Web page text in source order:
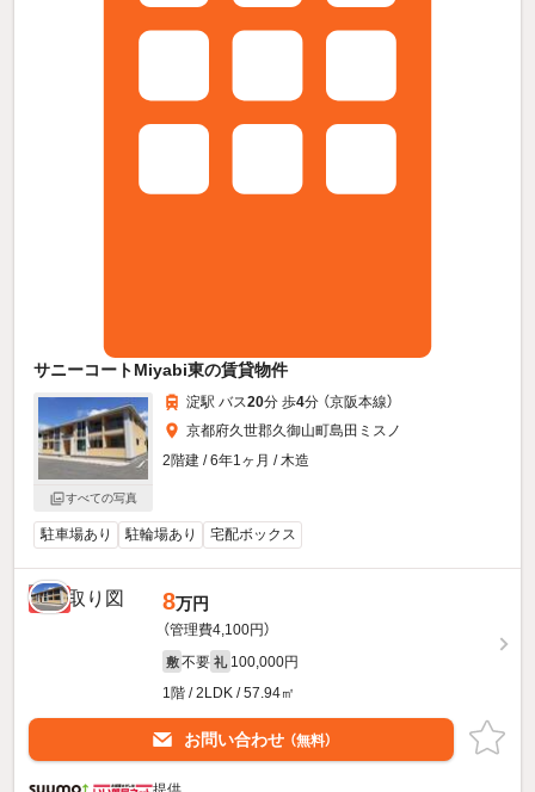
サニーコートMiyabi東の賃貸物件
すべての写真
淀駅 バス20分 歩4分 （京阪本線）
京都府久世郡久御山町島田ミスノ
2階建 / 6年1ヶ月 / 木造
駐車場あり 駐輪場あり 宅配ボックス
新着 8万円
（管理費4,100円）
敷 不要 礼 100,000円
1階 / 2LDK / 57.94㎡
お問い合わせ （無料）